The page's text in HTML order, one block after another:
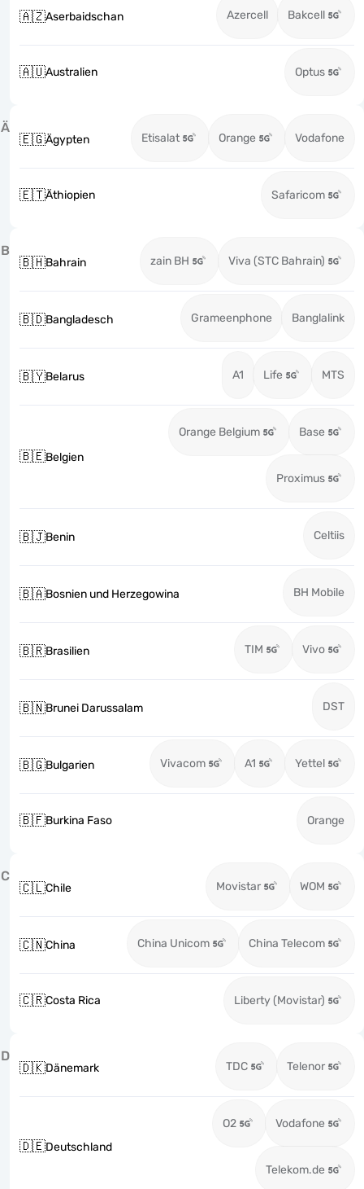
🇦🇿Aserbaidschan Azercell Bakcell
🇦🇺Australien Optus
Ä
🇪🇬Ägypten Etisalat Orange Vodafone
🇪🇹Äthiopien Safaricom
B
🇧🇭Bahrain zain BH Viva (STC Bahrain)
🇧🇩Bangladesch Grameenphone Banglalink
🇧🇾Belarus A1 Life MTS
🇧🇪Belgien
Orange Belgium Base
Proximus
🇧🇯Benin Celtiis
🇧🇦Bosnien und Herzegowina BH Mobile
🇧🇷Brasilien TIM Vivo
🇧🇳Brunei Darussalam DST
🇧🇬Bulgarien Vivacom A1 Yettel
🇧🇫Burkina Faso Orange
C
🇨🇱Chile Movistar WOM
🇨🇳China China Unicom China Telecom
🇨🇷Costa Rica Liberty (Movistar)
D
🇩🇰Dänemark TDC Telenor
🇩🇪Deutschland
O2 Vodafone
Telekom.de